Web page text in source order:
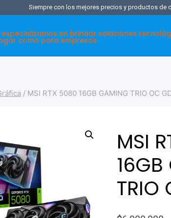
Siempre con los mejores precios y productos de
especializamos en brindar soluciones
como para empresas
/ MSI RTX 5080 16GB GAMING TRIO OC
MSI
TRIO